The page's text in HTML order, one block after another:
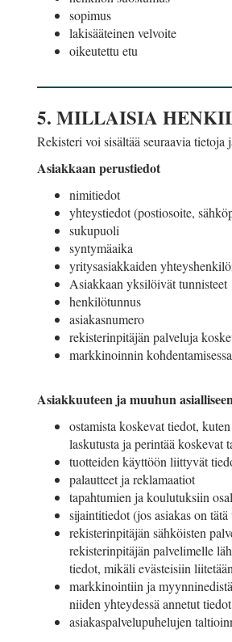
sopimus
lakisääteinen velvoite
oikeutettu etu
5. MILLAISIA
Rekisteri voi sisältää seuraavia tietoja
Asiakkaan perustiedot
nimitiedot
yhteystiedot (postiosoite,
sukupuoli
syntymäaika
yritysasiakkaiden
Asiakkaan yksilöivät tunnisteet
henkilötunnus
asiakasnumero
rekisterinpitäjän palveluja
markkinoinnin
Asiakkuuteen ja muuhun
ostamista koskevat tiedot,
laskutusta ja perintää
tuotteiden käyttöön liittyvät
palautteet ja reklamaatiot
tapahtumien ja koulutuksiin
sijaintitiedot (jos asiakas on
rekisterinpitäjän sähköisten
rekisterinpitäjän palvelimelle
tiedot, mikäli evästeisiin
markkinointiin ja
niiden yhteydessä annetut
asiakaspalvelupuhelujen